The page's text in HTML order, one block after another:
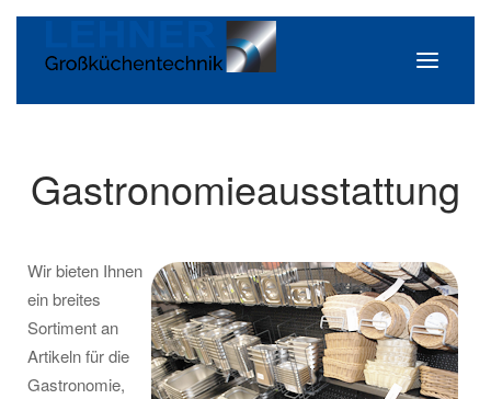
Gastronomieausstattung
Wir bieten Ihnen
ein breites
Sortiment an
Artikeln für die
Gastronomie,